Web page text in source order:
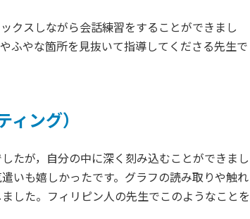
クスしながら会話練習をすることができまし
ふやな箇所を見抜いて指導してくださる先生で
ング）
たが，自分の中に深く刻み込むことができまし
いも嬉しかったです。グラフの読み取りや触れ
した。フィリピン人の先生でこのようなことを